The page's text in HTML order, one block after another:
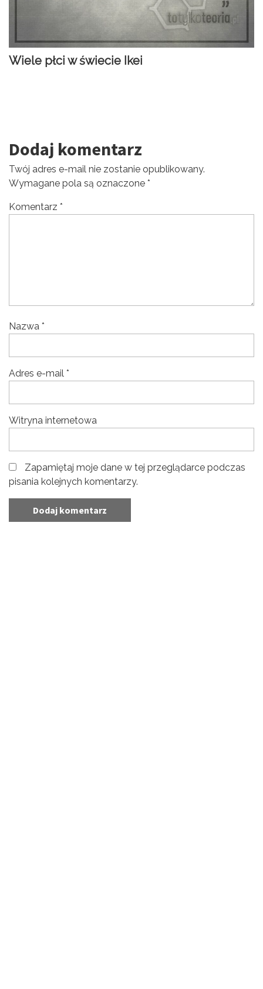
Wiele płci w świecie Ikei
Dodaj komentarz
Twój adres e-mail nie zostanie opublikowany.
Wymagane pola są oznaczone *
Komentarz *
Nazwa *
Adres e-mail *
Witryna internetowa
Zapamiętaj moje dane w tej przeglądarce podczas
pisania kolejnych komentarzy.